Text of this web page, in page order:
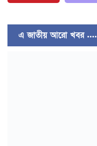
এ জাতীয় আরো খবর ....